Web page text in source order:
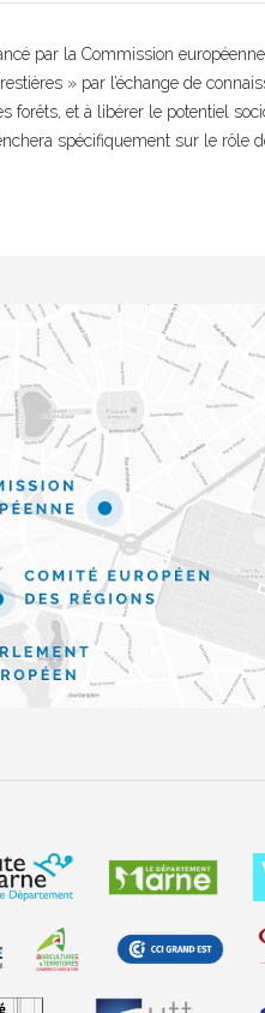
par la Commission
» par l’échange de
forêts, et à libérer le potentiel
spécifiquement sur le rôle